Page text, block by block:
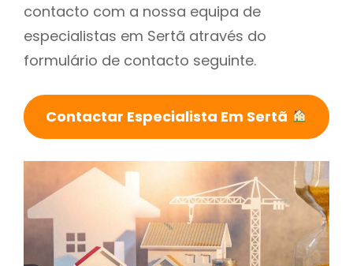
contacto com a nossa equipa de
especialistas em Sertã através do
formulário de contacto seguinte.
Contactar Especialista Em Sertã